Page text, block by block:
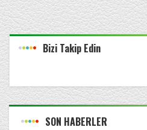
Bizi Takip Edin
SON HABERLER